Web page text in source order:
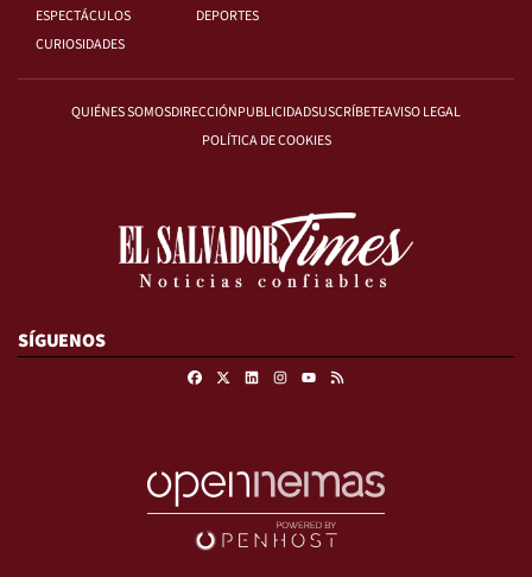
ESPECTÁCULOS
DEPORTES
CURIOSIDADES
QUIÉNES SOMOSDIRECCIÓNPUBLICIDADSUSCRÍBETEAVISO LEGAL
POLÍTICA DE COOKIES
SÍGUENOS
FacebookLinkedinInstagram